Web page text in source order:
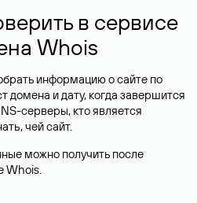
в сервисе
Whois
информацию о сайте по
домена и дату, когда завершится
серверы, кто является
чей сайт.
можно получить после
Whois.